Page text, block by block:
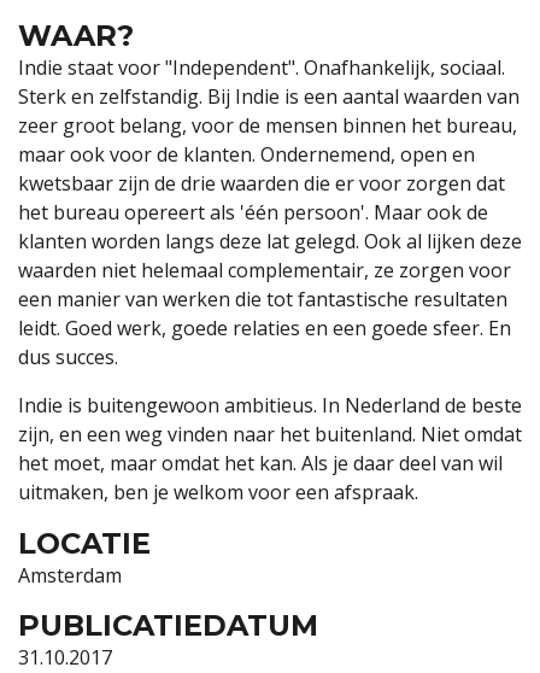
WAAR?
Indie staat voor "Independent". Onafhankelijk, sociaal.
Sterk en zelfstandig. Bij Indie is een aantal waarden van
zeer groot belang, voor de mensen binnen het bureau,
maar ook voor de klanten. Ondernemend, open en
kwetsbaar zijn de drie waarden die er voor zorgen dat
het bureau opereert als 'één persoon'. Maar ook de
klanten worden langs deze lat gelegd. Ook al lijken deze
waarden niet helemaal complementair, ze zorgen voor
een manier van werken die tot fantastische resultaten
leidt. Goed werk, goede relaties en een goede sfeer. En
dus succes.
Indie is buitengewoon ambitieus. In Nederland de beste
zijn, en een weg vinden naar het buitenland. Niet omdat
het moet, maar omdat het kan. Als je daar deel van wil
uitmaken, ben je welkom voor een afspraak.
LOCATIE
Amsterdam
PUBLICATIEDATUM
31.10.2017